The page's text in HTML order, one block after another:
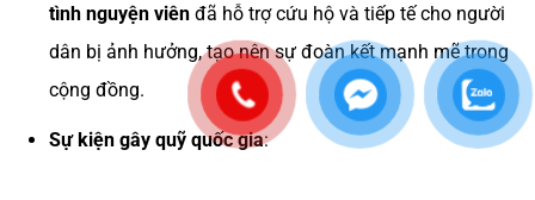
tình nguyện viênđã hỗ trợ cứu hộ và tiếp tế cho người
dân bị ảnh hưởng, tạo nên sự đoàn kết mạnh mẽ trong
cộng đồng.
Sự kiện gây quỹ quốc gia: